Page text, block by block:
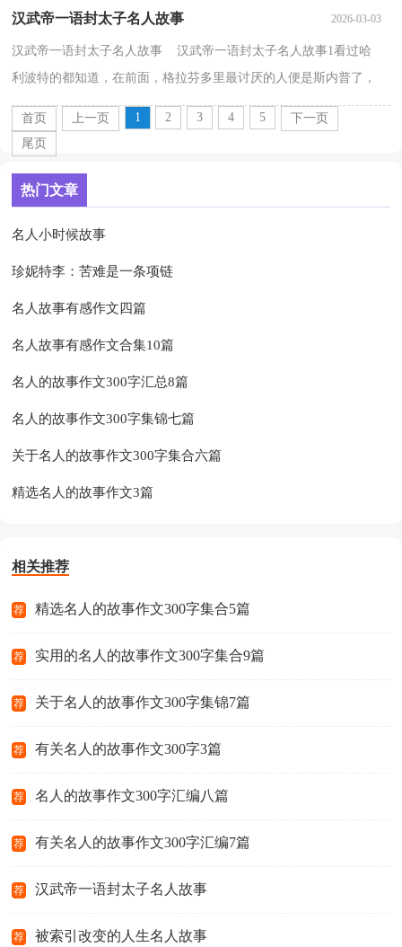
汉武帝一语封太子名人故事 2026-03-03
汉武帝一语封太子名人故事 汉武帝一语封太子名人故事1看过哈
利波特的都知道，在前面，格拉芬多里最讨厌的人便是斯内普了，
斯内普是霍格华兹魔药课的老师，斯内普在前面针对哈迪...
首页
上一页 1 2 3 4 5
下一页
尾页
热门文章
名人小时候故事
珍妮特李：苦难是一条项链
名人故事有感作文四篇
名人故事有感作文合集10篇
名人的故事作文300字汇总8篇
名人的故事作文300字集锦七篇
关于名人的故事作文300字集合六篇
精选名人的故事作文3篇
相关推荐
荐 精选名人的故事作文300字集合5篇
荐 实用的名人的故事作文300字集合9篇
荐 关于名人的故事作文300字集锦7篇
荐 有关名人的故事作文300字3篇
荐 名人的故事作文300字汇编八篇
荐 有关名人的故事作文300字汇编7篇
荐 汉武帝一语封太子名人故事
荐 被索引改变的人生名人故事